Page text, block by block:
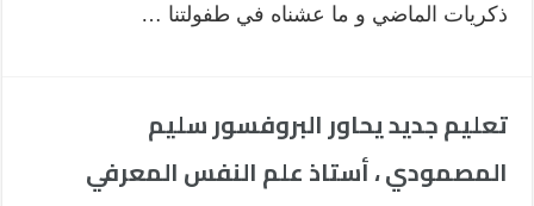
ذكريات الماضي و ما عشناه في طفولتنا …
تعليم جديد يحاور البروفسور سليم
المصمودي ، أستاذ علم النفس المعرفي